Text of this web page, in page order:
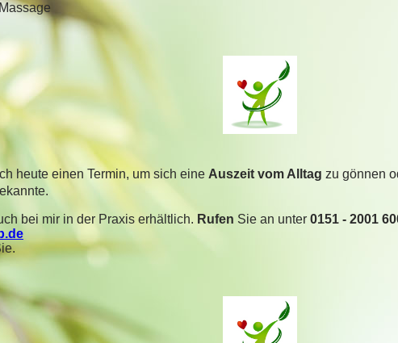
heute einen Termin, um sich eine Auszeit vom Alltag zu gönnen
bei mir in der Praxis erhältlich. Rufen Sie an unter 0151 - 2001